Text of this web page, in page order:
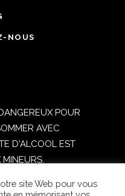
NOUS
POUR
AVEC
D'ALCOOL EST
© 2021
site Web pour vous